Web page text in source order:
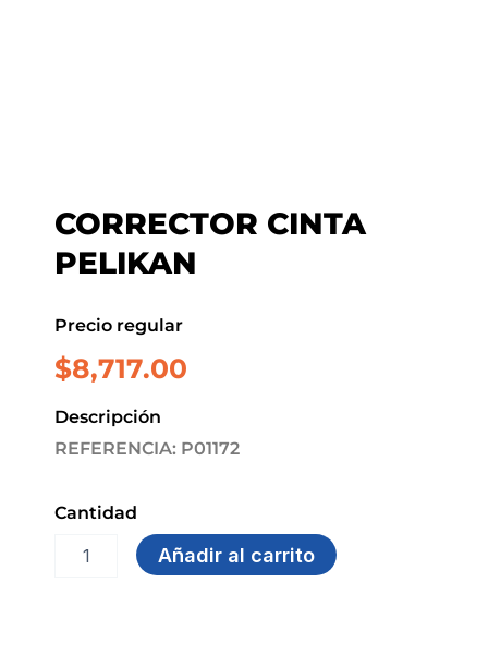
CORRECTOR CINTA
PELIKAN
Precio regular
$8,717.00
Descripción
REFERENCIA: P01172
Cantidad
CORRECTOR
CINTA
Añadir al carrito